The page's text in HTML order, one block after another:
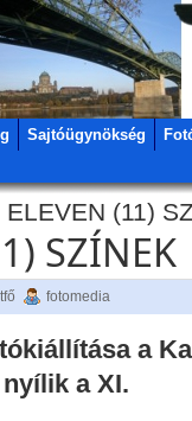
Sajtóügynökség
ELEVEN (11)
SZÍNEK
fotomedia
a
a XI.